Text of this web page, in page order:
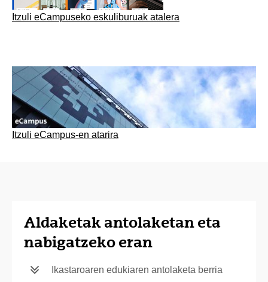
Itzuli eCampuseko eskuliburuak atalera
Itzuli eCampus-en atarira
Aldaketak antolaketan eta
nabigatzeko eran
Ikastaroaren edukiaren antolaketa berria